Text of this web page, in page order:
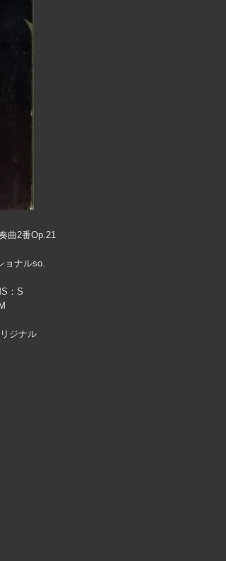
曲2番Op.21
ョナルso.
：S
ジナル